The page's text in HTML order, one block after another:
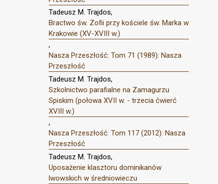
Tadeusz M. Trajdos,
Bractwo św. Zofii przy kościele św. Marka w
Krakowie (XV-XVIII w.)
,
Nasza Przeszłość: Tom 71 (1989): Nasza
Przeszłość
Tadeusz M. Trajdos,
Szkolnictwo parafialne na Zamagurzu
Spiskim (połowa XVII w. - trzecia ćwierć
XVIII w.)
,
Nasza Przeszłość: Tom 117 (2012): Nasza
Przeszłość
Tadeusz M. Trajdos,
Uposażenie klasztoru dominikanów
lwowskich w średniowieczu